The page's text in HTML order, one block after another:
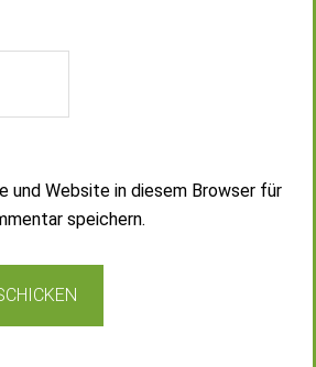
und Website in diesem Browser für
speichern.